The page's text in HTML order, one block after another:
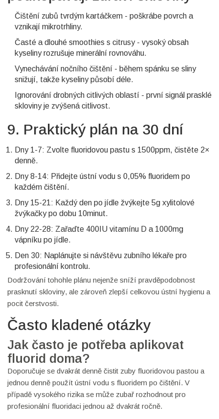
Čištění zubů tvrdým kartáčkem - poškrábe povrch a
vznikají mikrotrhliny.
Časté a dlouhé smoothies s citrusy - vysoký obsah
kyseliny rozrušuje minerální rovnováhu.
Vynechávání nočního čištění - během spánku se sliny
snižují, takže kyseliny působí déle.
Ignorování drobných citlivých oblastí - první signál prasklé
skloviny je zvýšená citlivost.
9. Praktický plán na 30 dní
Dny 1-7: Zvolte fluoridovou pastu s 1500ppm, čistěte 2×
denně.
Dny 8-14: Přidejte ústní vodu s 0,05% fluoridem po
každém čištění.
Dny 15-21: Každý den po jídle žvýkejte 5g xylitolové
žvýkačky po dobu 10minut.
Dny 22-28: Zařaďte 400IU vitamínu D a 1000mg
vápníku po jídle.
Den 30: Naplánujte si návštěvu zubního lékaře pro
profesionální kontrolu.
Dodržování tohohle plánu nejenže sníží pravděpodobnost
prasknutí skloviny, ale zároveň zlepší celkovou ústní hygienu a
pocit čerstvosti.
Často kladené otázky
Jak často je potřeba aplikovat
fluorid doma?
Doporučuje se dvakrát denně čistit zuby fluoridovou pastou a
jednou denně použít ústní vodu s fluoridem po čištění. V
případě vysokého rizika se může zubař rozhodnout pro
profesionální fluoridaci jednou až dvakrát ročně.